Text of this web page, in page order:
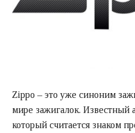
Zippo – это уже синоним
мире зажигалок. Известный
который считается знаком